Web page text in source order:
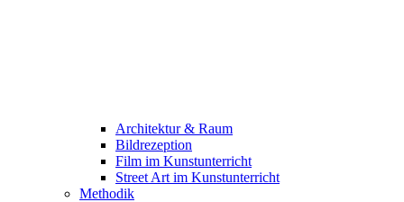
Architektur & Raum
Bildrezeption
Film im Kunstunterricht
Street Art im Kunstunterricht
Methodik